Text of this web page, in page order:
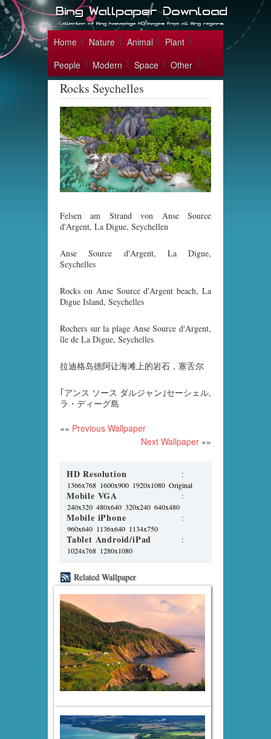
Home Nature Animal
Plant
People
Modern Space Other
Rocks Seychelles
Felsen am Strand von Anse Source
d'Argent, La Digue, Seychellen
Anse Source d'Argent, La Digue,
Seychelles
Rocks on Anse Source d'Argent beach, La
Digue Island, Seychelles
Rochers sur la plage Anse Source d'Argent,
île de La Digue, Seychelles
拉迪格岛德阿让海滩上的岩石，塞舌尔
｢アンス ソース ダルジャン｣セーシェル,
ラ・ディーグ島
«« Previous Wallpaper
Next Wallpaper »»
HD Resolution :
1366x768 1600x900 1920x1080 Original
Mobile VGA :
240x320 480x640 320x240 640x480
Mobile iPhone :
960x640 1136x640 1134x750
Tablet Android/iPad :
1024x768 1280x1080
Related Wallpaper